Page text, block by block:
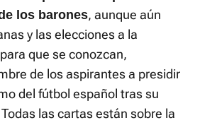
los barones, aunque aún
y las elecciones a la
que se conozcan,
de los aspirantes a presidir
del fútbol español tras su
las cartas están sobre la